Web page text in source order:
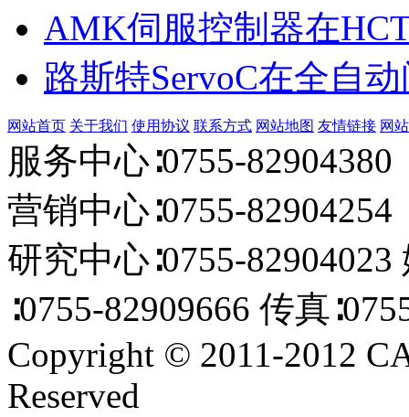
AMK伺服控制器在
路斯特ServoC在全自
网站首页 关于我们 使用协议 联系方式 网站地图 友情链接 网
服务中心∶0755-
营销中心∶0755-
研究中心∶0755-
∶0755-82909666 传真
Copyright © 2011-2012
Reserved